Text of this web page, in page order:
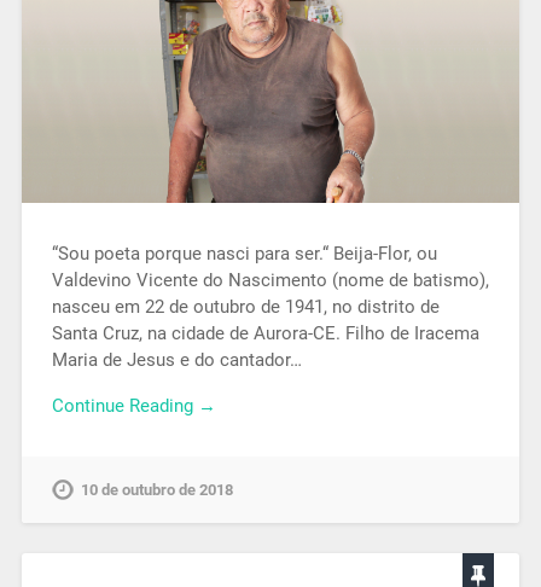
“Sou poeta porque nasci para ser.“ Beija-Flor, ou
Valdevino Vicente do Nascimento (nome de batismo),
nasceu em 22 de outubro de 1941, no distrito de
Santa Cruz, na cidade de Aurora-CE. Filho de Iracema
Maria de Jesus e do cantador…
Continue Reading →
10 de outubro de 2018